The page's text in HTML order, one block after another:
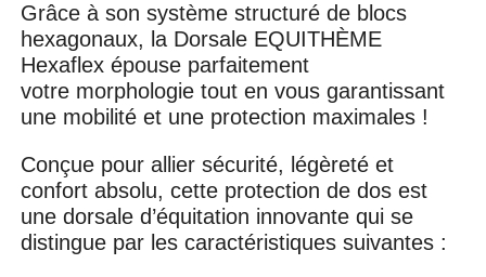
Grâce à son système structuré de blocs
hexagonaux, la Dorsale EQUITHÈME
Hexaflex épouse parfaitement
votre morphologie tout en vous garantissant
une mobilité et une protection maximales !
Conçue pour allier sécurité, légèreté et
confort absolu, cette protection de dos est
une dorsale d’équitation innovante qui se
distingue par les caractéristiques suivantes :